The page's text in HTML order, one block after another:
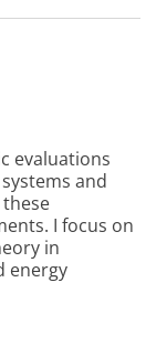
evaluations
and
I focus on
in
energy